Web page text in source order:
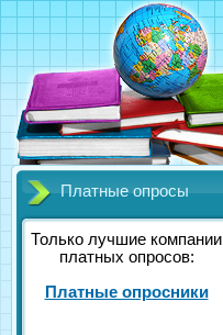
Платные опросы
Только лучшие компании
платных опросов:
Платные опросники